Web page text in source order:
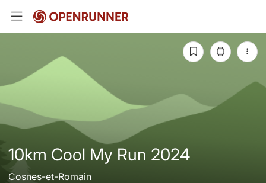
10km Cool My Run 2024
Cosnes-et-Romain